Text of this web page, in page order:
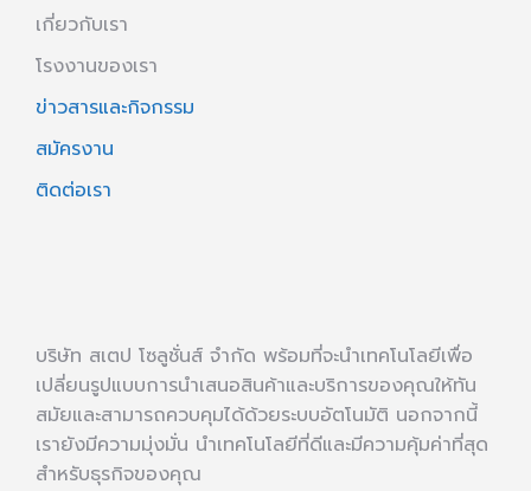
เกี่ยวกับเรา
โรงงานของเรา
ข่าวสารและกิจกรรม
สมัครงาน
ติดต่อเรา
บริษัท สเตป โซลูชั่นส์ จำกัด พร้อมที่จะนำเทคโนโลยีเพื่อ
เปลี่ยนรูปแบบการนำเสนอสินค้าและบริการของคุณให้ทัน
สมัยและสามารถควบคุมได้ด้วยระบบอัตโนมัติ นอกจากนี้
เรายังมีความมุ่งมั่น นำเทคโนโลยีที่ดีและมีความคุ้มค่าที่สุด
สำหรับธุรกิจของคุณ